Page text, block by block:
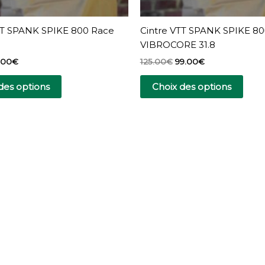
SPANK SPIKE 800 Race
€
options
Cintre VTT SPANK SPIKE
VIBROCORE 31.8
125.00€ 99.00€
Choix des options